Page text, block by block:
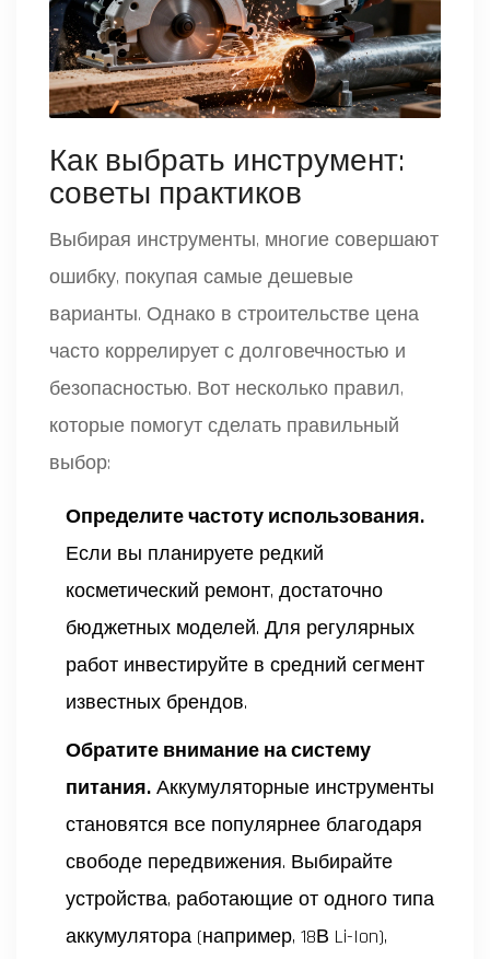
Как выбрать инструмент:
советы практиков
Выбирая инструменты, многие совершают
ошибку, покупая самые дешевые
варианты. Однако в строительстве цена
часто коррелирует с долговечностью и
безопасностью. Вот несколько правил,
которые помогут сделать правильный
выбор:
Определите частоту использования.
Если вы планируете редкий
косметический ремонт, достаточно
бюджетных моделей. Для регулярных
работ инвестируйте в средний сегмент
известных брендов.
Обратите внимание на систему
питания. Аккумуляторные инструменты
становятся все популярнее благодаря
свободе передвижения. Выбирайте
устройства, работающие от одного типа
аккумулятора (например, 18В Li-Ion),